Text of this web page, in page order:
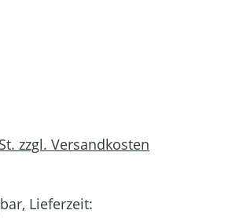
zzgl. Versandkosten
Lieferzeit: